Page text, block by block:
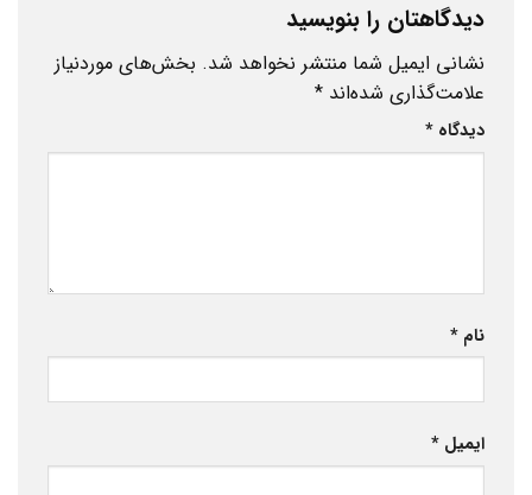
دیدگاهتان را بنویسید
نشانی ایمیل شما منتشر نخواهد شد. بخش‌های موردنیاز
علامت‌گذاری شده‌اند *
دیدگاه *
نام *
ایمیل *